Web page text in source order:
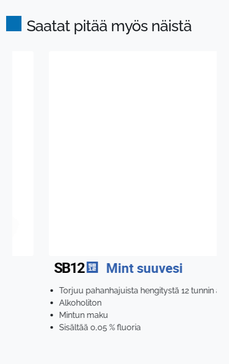
Saatat pitää myös näistä
Mint suuvesi
Torjuu pahanhajuista hengitystä 12 tunnin ajan
Alkoholiton
Mintun maku
Sisältää 0,05 % fluoria